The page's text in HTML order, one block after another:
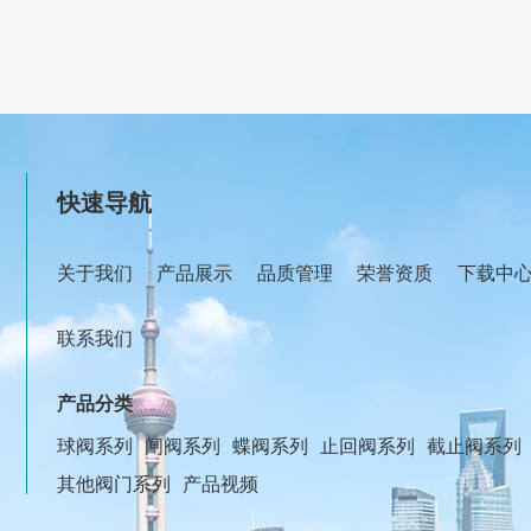
快速导航
关于我们 产品展示 品质管理 荣誉资质 下载中
联系我们
产品分类
球阀系列 闸阀系列 蝶阀系列 止回阀系列
截止阀系列
其他阀门系列
产品视频